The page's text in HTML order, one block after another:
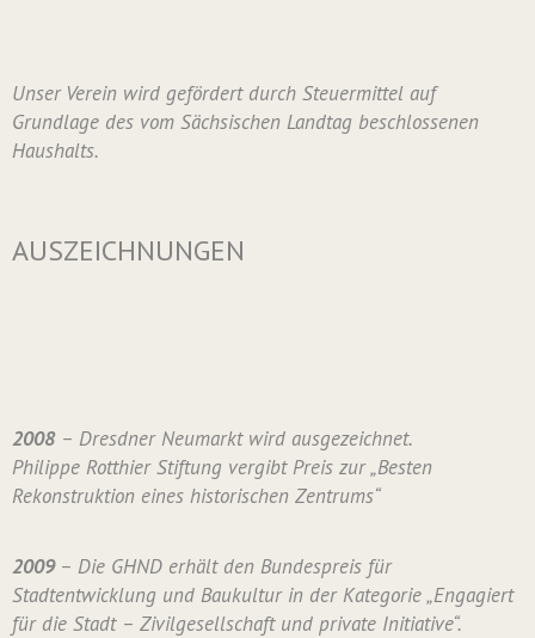
Unser Verein wird gefördert durch Steuermittel auf
Grundlage des vom Sächsischen Landtag beschlossenen
Haushalts.
AUSZEICHNUNGEN
2008– Dresdner Neumarkt wird ausgezeichnet.
Philippe Rotthier Stiftung vergibt Preis zur „Besten
Rekonstruktion eines historischen Zentrums“
2009 – Die GHND erhält den Bundespreis für
Stadtentwicklung und Baukultur in der Kategorie „Engagiert
für die Stadt – Zivilgesellschaft und private Initiative“.